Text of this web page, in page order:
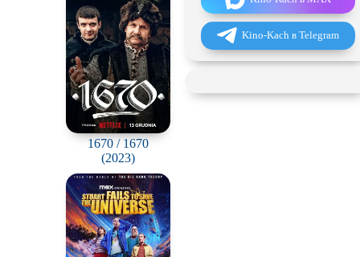
1670 / 1670
(2023)
Kino-Kach в Telegram